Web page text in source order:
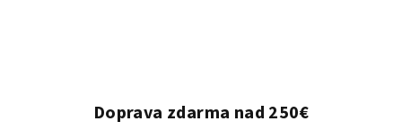
Doprava zdarma nad 250€